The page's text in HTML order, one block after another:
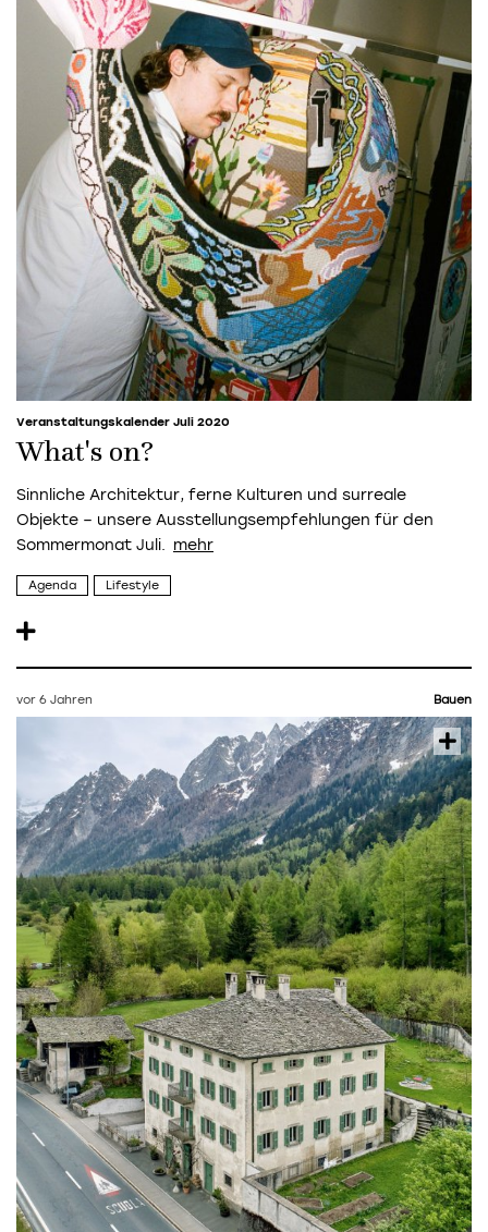
Veranstaltungskalender Juli 2020
What's on?
Sinnliche Architektur, ferne Kulturen und surreale
Objekte – unsere Ausstellungsempfehlungen für den
Sommermonat Juli.
Agenda Lifestyle
vor 6 Jahren Bauen